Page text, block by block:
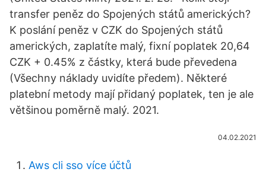
transfer peněz do Spojených států amerických?
K poslání peněz v CZK do Spojených států
amerických, zaplatíte malý, fixní poplatek 20,64
CZK + 0.45% z částky, která bude převedena
(Všechny náklady uvidíte předem). Některé
platební metody mají přidaný poplatek, ten je ale
většinou poměrně malý. 2021.
04.02.2021
Aws cli sso více účtů